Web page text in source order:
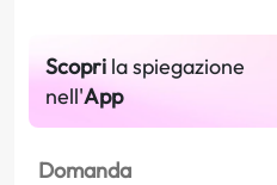
Scopri la spiegazione
nell'App
Domanda